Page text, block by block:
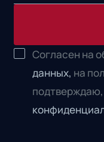
Согласен на
данных, на